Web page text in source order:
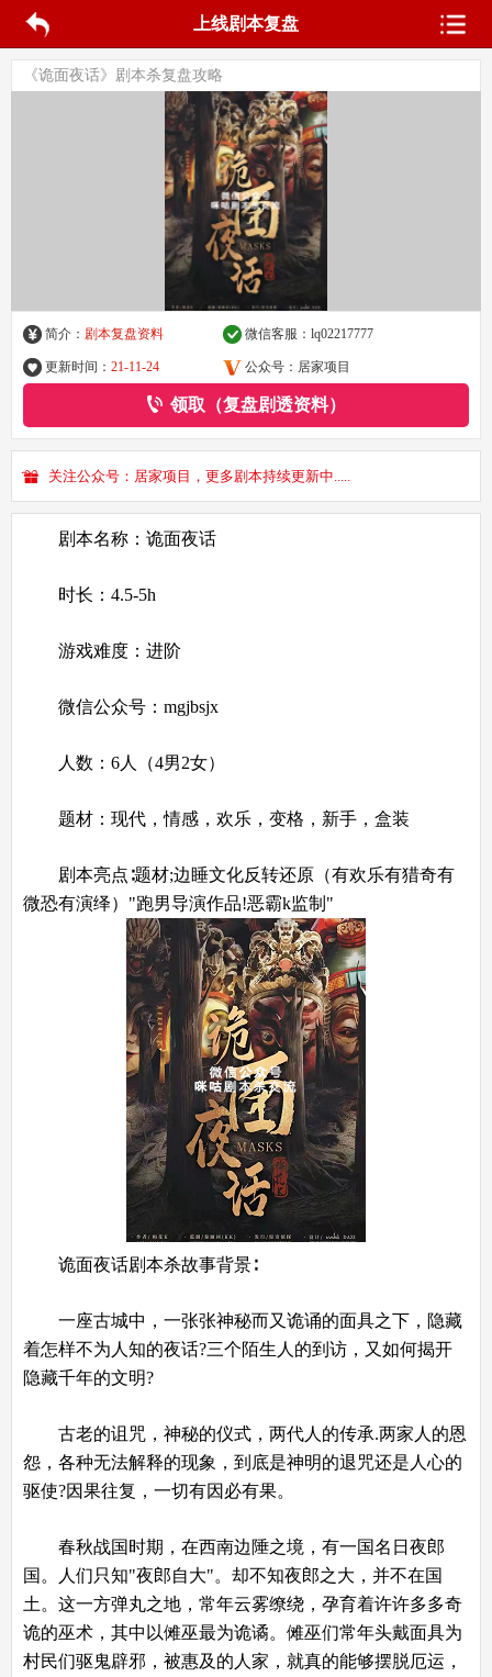
上线剧本复盘
《诡面夜话》剧本杀复盘攻略
简介： 剧本复盘资料 微信客服：lq02217777
更新时间： 21-11-24 公众号：居家项目
领取（复盘剧透资料）
关注公众号：居家项目，更多剧本持续更新中.....
剧本名称：诡面夜话
时长：4.5-5h
游戏难度：进阶
微信公众号：mgjbsjx
人数：6人（4男2女）
题材：现代，情感，欢乐，变格，新手，盒装
剧本亮点∶题材;边睡文化反转还原（有欢乐有猎奇有
微恐有演绎）"跑男导演作品!恶霸k监制"
诡面夜话剧本杀故事背景∶
一座古城中，一张张神秘而又诡诵的面具之下，隐藏
着怎样不为人知的夜话?三个陌生人的到访，又如何揭开
隐藏千年的文明?
古老的诅咒，神秘的仪式，两代人的传承.两家人的恩
怨，各种无法解释的现象，到底是神明的退咒还是人心的
驱使?因果往复，一切有因必有果。
春秋战国时期，在西南边陲之境，有一国名日夜郎
国。人们只知"夜郎自大"。却不知夜郎之大，并不在国
土。这一方弹丸之地，常年云雾缭绕，孕育着许许多多奇
诡的巫术，其中以傩巫最为诡谲。傩巫们常年头戴面具为
村民们驱鬼辟邪，被惠及的人家，就真的能够摆脱厄运，